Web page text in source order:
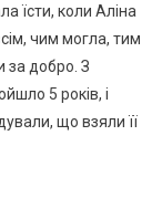
їсти, коли Аліна
чим могла, тим
за добро. З
5 років, і
що взяли її